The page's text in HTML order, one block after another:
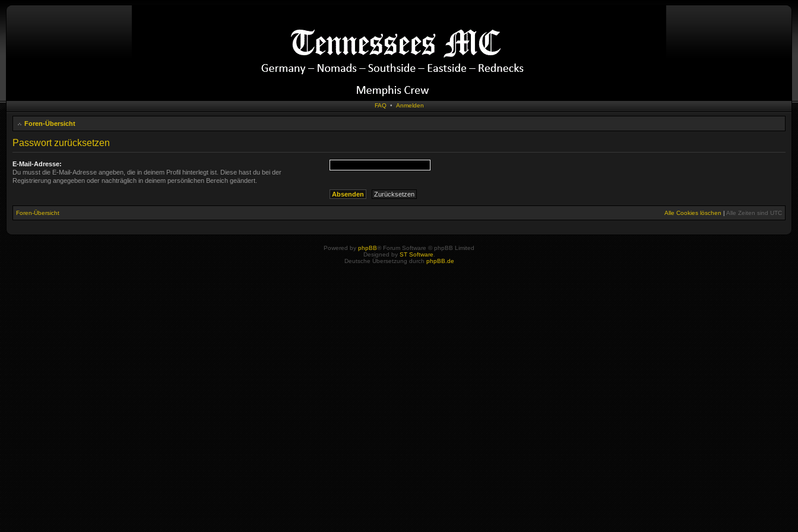
FAQ • Anmelden
Foren-Übersicht
Passwort zurücksetzen
E-Mail-Adresse:
Du musst die E-Mail-Adresse angeben, die in deinem Profil hinterlegt ist. Diese hast du bei der
Registrierung angegeben oder nachträglich in deinem persönlichen Bereich geändert.
Foren-Übersicht Alle Cookies löschen | Alle Zeiten sind UTC
Powered by phpBB® Forum Software © phpBB Limited
Designed by ST Software
Deutsche Übersetzung durch phpBB.de